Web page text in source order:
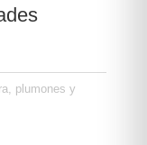
plumones y